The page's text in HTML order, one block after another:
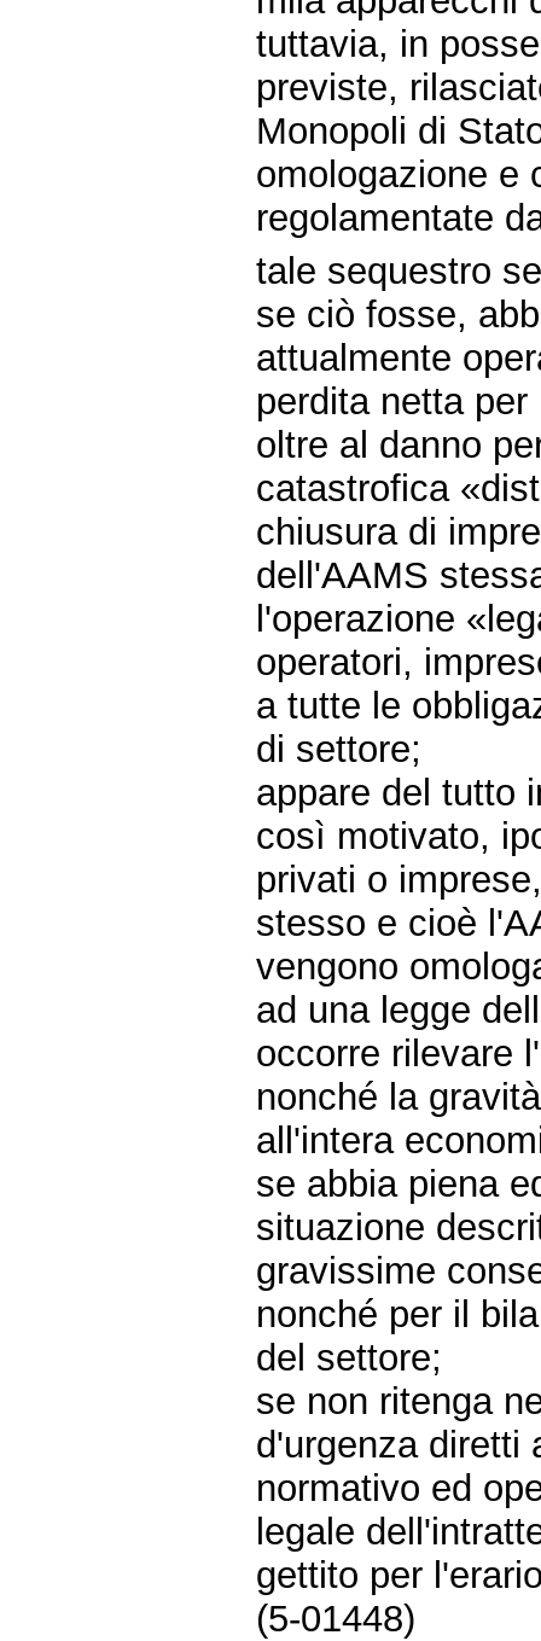
tuttavia, in
previste,
Monopoli di
omologazione e
regolamentate
tale sequestro
se ciò fosse,
attualmente
perdita netta
oltre al danno
catastrofica
chiusura di
dell'AAMS
l'operazione
operatori,
a tutte le
di settore;
appare del tutto
così motivato,
privati o
stesso e cioè
vengono
ad una legge
occorre rilevare
nonché la
all'intera
se abbia piena
situazione
gravissime
nonché per il
del settore;
se non ritenga
d'urgenza diretti
normativo ed
legale
gettito per
(5-01448)